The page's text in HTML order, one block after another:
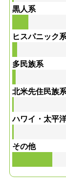
黒人系
ヒスパニック
多民族系
北米先住民族
ハワイ・太平
その他